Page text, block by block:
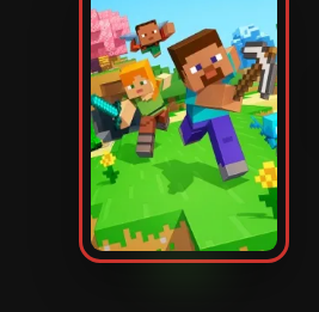
VPS Gamer
Login
Crie seu servidor